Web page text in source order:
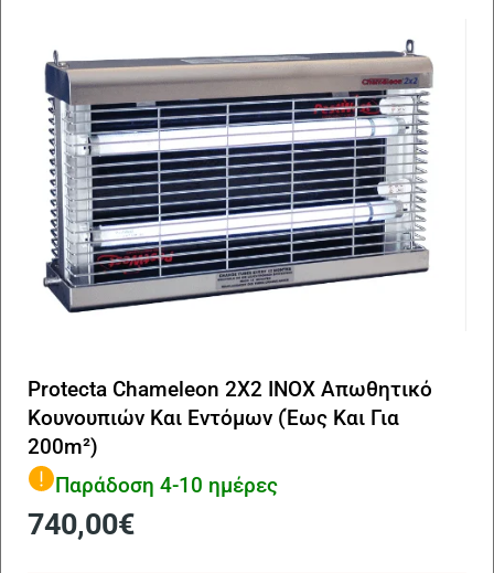
Protecta Chameleon 2X2 INOX Απωθητικό
Κουνουπιών Και Eντόμων (Έως Και Για
200m²)
Παράδοση 4-10 ημέρες
740,00€